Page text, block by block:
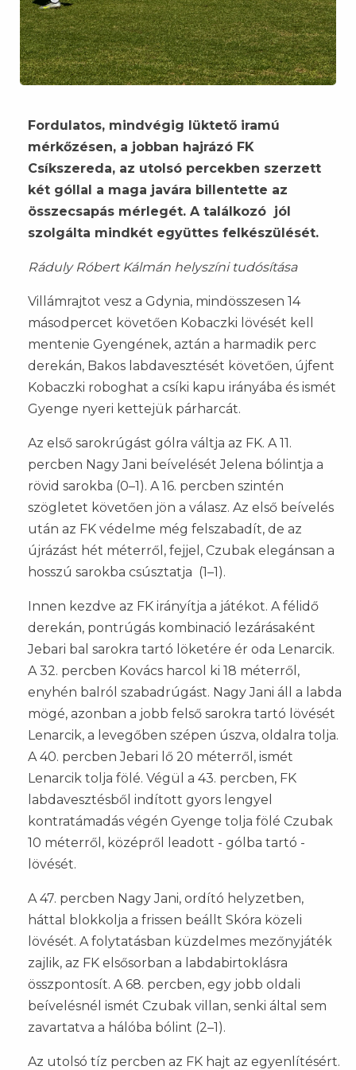
Fordulatos, mindvégig lüktető iramú
mérkőzésen, a jobban hajrázó FK
Csíkszereda, az utolsó percekben szerzett
két góllal a maga javára billentette az
összecsapás mérlegét. A találkozó jól
szolgálta mindkét együttes felkészülését.
Ráduly Róbert Kálmán helyszíni tudósítása
Villámrajtot vesz a Gdynia, mindösszesen 14
másodpercet követően Kobaczki lövését kell
mentenie Gyengének, aztán a harmadik perc
derekán, Bakos labdavesztését követően, újfent
Kobaczki roboghat a csíki kapu irányába és ismét
Gyenge nyeri kettejük párharcát.
Az első sarokrúgást gólra váltja az FK. A 11.
percben Nagy Jani beívelését Jelena bólintja a
rövid sarokba (0–1). A 16. percben szintén
szögletet követően jön a válasz. Az első beívelés
után az FK védelme még felszabadít, de az
újrázást hét méterről, fejjel, Czubak elegánsan a
hosszú sarokba csúsztatja (1–1).
Innen kezdve az FK irányítja a játékot. A félidő
derekán, pontrúgás kombinació lezárásaként
Jebari bal sarokra tartó löketére ér oda Lenarcik.
A 32. percben Kovács harcol ki 18 méterről,
enyhén balról szabadrúgást. Nagy Jani áll a labda
mögé, azonban a jobb felső sarokra tartó lövését
Lenarcik, a levegőben szépen úszva, oldalra tolja.
A 40. percben Jebari lő 20 méterről, ismét
Lenarcik tolja fölé. Végül a 43. percben, FK
labdavesztésből indított gyors lengyel
kontratámadás végén Gyenge tolja fölé Czubak
10 méterről, középről leadott - gólba tartó -
lövését.
A 47. percben Nagy Jani, ordító helyzetben,
háttal blokkolja a frissen beállt Skóra közeli
lövését. A folytatásban küzdelmes mezőnyjáték
zajlik, az FK elsősorban a labdabirtoklásra
összpontosít. A 68. percben, egy jobb oldali
beívelésnél ismét Czubak villan, senki által sem
zavartatva a hálóba bólint (2–1).
Az utolsó tíz percben az FK hajt az egyenlítésért.